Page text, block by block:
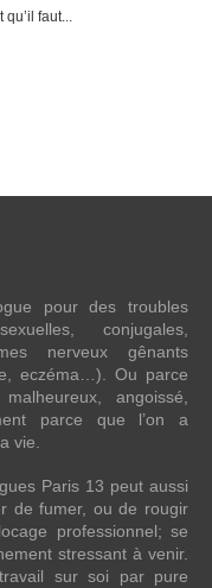
faut...
pour des troubles
conjugales,
nerveux gênants
eczéma…). Ou parce
angoissé,
parce que l’on a
vie.
Paris 13 peut aussi
de fumer, ou de rougir
professionnel; se
stressant à venir.
sur soi par pure